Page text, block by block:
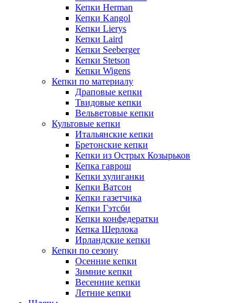
Кепки Herman
Кепки Kangol
Кепки Lierys
Кепки Laird
Кепки Seeberger
Кепки Stetson
Кепки Wigens
Кепки по материалу
Драповые кепки
Твидовые кепки
Вельветовые кепки
Культовые кепки
Итальянские кепки
Бретонские кепки
Кепки из Острых Козырьков
Кепка гаврош
Кепки хулиганки
Кепки Ватсон
Кепки газетчика
Кепки Гэтсби
Кепки конфедератки
Кепка Шерлока
Ирландские кепки
Кепки по сезону
Осенние кепки
Зимние кепки
Весенние кепки
Летние кепки